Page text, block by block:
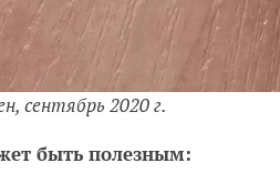
сентябрь 2020 г.
быть полезным: